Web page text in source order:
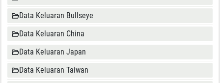
Data Keluaran Bullseye
Data Keluaran China
Data Keluaran Japan
Data Keluaran Taiwan